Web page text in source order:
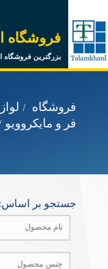
فروشگاه
بزرگترین فروشگاه
فروشگاه
فر و مایکروویو
جستجو بر اساس:
نام محصول
جنس محصول